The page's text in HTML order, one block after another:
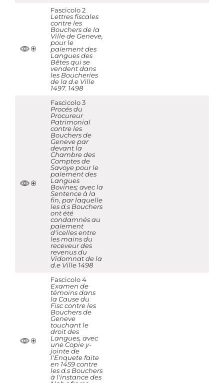
Fascicolo 2
Lettres fiscales
contre les
Bouchers de la
Ville de Geneve,
pour le
païement des
Langues des
Bêtes qui se
vendent dans
les Boucheries
de la d.e Ville
1497. 1498
Fascicolo 3
Procés du
Procureur
Patrimonial
contre les
Bouchers de
Geneve par
devant la
Chambre des
Comptes de
Savoye pour le
païement des
Langues
Bovines; avec la
Sentence à la
fin, par laquelle
les d.s Bouchers
ont été
condamnés au
païement
d'icelles entre
les mains du
receveur des
revenus du
Vidomnat de la
d.e Ville 1498
Fascicolo 4
Examen de
témoins dans
la Cause du
Fisc contre les
Bouchers de
Geneve
touchant le
droit des
Langues, avec
une Copie y-
jointe de
l'Enquete faite
en 1459 contre
les d.s Bouchers
à l'instance des